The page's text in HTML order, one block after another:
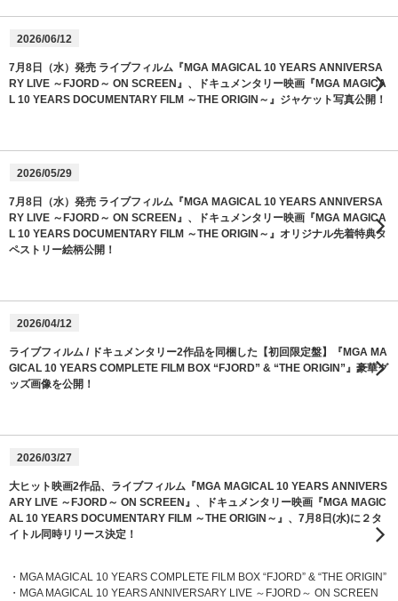
2026/06/12
7月8日（水）発売 ライブフィルム『MGA MAGICAL 10 YEARS ANNIVERSA
RY LIVE ～FJORD～ ON SCREEN』、ドキュメンタリー映画『MGA MAGICA
L 10 YEARS DOCUMENTARY FILM ～THE ORIGIN～』ジャケット写真公開！
2026/05/29
7月8日（水）発売 ライブフィルム『MGA MAGICAL 10 YEARS ANNIVERSA
RY LIVE ～FJORD～ ON SCREEN』、ドキュメンタリー映画『MGA MAGICA
L 10 YEARS DOCUMENTARY FILM ～THE ORIGIN～』オリジナル先着特典タ
ペストリー絵柄公開！
2026/04/12
ライブフィルム / ドキュメンタリー2作品を同梱した【初回限定盤】『MGA MA
GICAL 10 YEARS COMPLETE FILM BOX “FJORD” & “THE ORIGIN”』豪華グ
ッズ画像を公開！
2026/03/27
大ヒット映画2作品、ライブフィルム『MGA MAGICAL 10 YEARS ANNIVERS
ARY LIVE ～FJORD～ ON SCREEN』、ドキュメンタリー映画『MGA MAGIC
AL 10 YEARS DOCUMENTARY FILM ～THE ORIGIN～』、7月8日(水)に２タ
イトル同時リリース決定！
・MGA MAGICAL 10 YEARS COMPLETE FILM BOX “FJORD” & “THE ORIGIN”
・MGA MAGICAL 10 YEARS ANNIVERSARY LIVE ～FJORD～ ON SCREEN